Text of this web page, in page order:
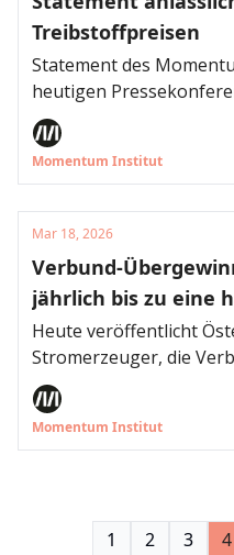
Insbesondere die
an die
ins Minus. Daher
die Bankenabgabe zu
Zinszahlungen gänzlich
Treibstoffpreisen
Statement des
heutigen
Einigung bei den
Momentum Institut
Mar 18, 2026
Verbund-
jährlich bis zu eine
einbringen
Heute veröffentlicht
Stromerzeuger, die
Konzernbericht für
Energiekrise 2022
insgesamt 4,65
seiner Übergewinne
eine neue Auswertung
Momentum Institut
1 2 3 4